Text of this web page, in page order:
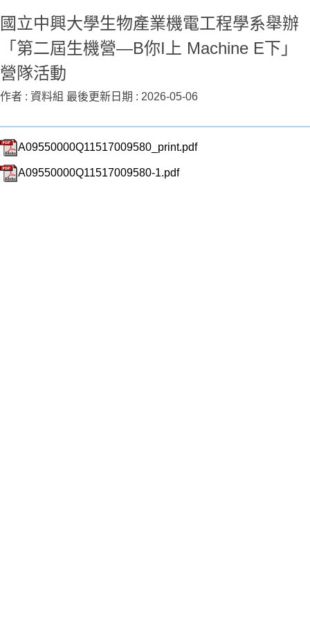
國立中興大學生物產業機電工程學系舉辦
「第二屆生機營—B你I上 Machine E下」
營隊活動
作者 : 資料組 最後更新日期 : 2026-05-06
A09550000Q11517009580_print.pdf
A09550000Q11517009580-1.pdf